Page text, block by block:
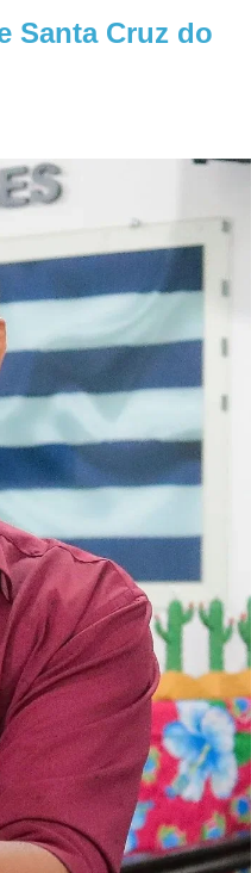
Santa Cruz do